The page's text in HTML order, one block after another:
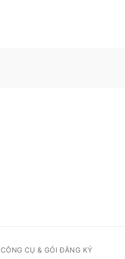
CÔNG CỤ & GÓI ĐĂNG KÝ